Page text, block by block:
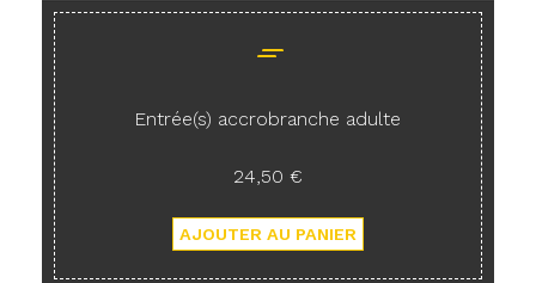
Entrée(s) accrobranche adulte
24,50 €